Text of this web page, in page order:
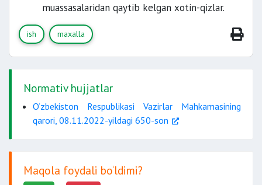
muassasalaridan qaytib kelgan xotin-qizlar.
ish maxalla
Normativ hujjatlar
O‘zbekiston Respublikasi Vazirlar Mahkamasining
qarori, 08.11.2022-yildagi 650-son
Maqola foydali bo‘ldimi?